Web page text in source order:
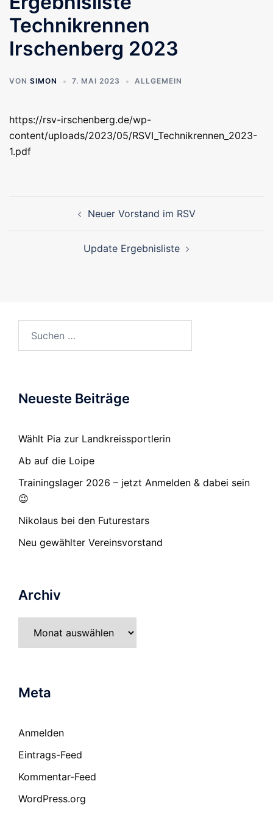
Technikrennen
Irschenberg 2023
VON SIMON 7. MAI 2023 ALLGEMEIN
https://rsv-irschenberg.de/wp-
content/uploads/2023/05/RSVI_Technikrennen_2023-
1.pdf
Neuer Vorstand im RSV
Update Ergebnisliste
Neueste Beiträge
Wählt Pia zur Landkreissportlerin
Ab auf die Loipe
Trainingslager 2026 – jetzt Anmelden & dabei sein
😉
Nikolaus bei den Futurestars
Neu gewählter Vereinsvorstand
Archiv
Meta
Anmelden
Eintrags-Feed
Kommentar-Feed
WordPress.org